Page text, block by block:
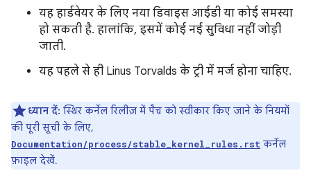
यह हार्डवेयर के लिए नया डिवाइस आईडी या कोई समस्या
हो सकती है. हालांकि, इसमें कोई नई सुविधा नहीं जोड़ी
जाती.
यह पहले से ही Linus Torvalds के ट्री में मर्ज होना चाहिए.
ध्यान दें: स्थिर कर्नेल रिलीज़ में पैच को स्वीकार किए जाने के नियमों
की पूरी सूची के लिए,
Documentation/process/stable_kernel_rules.rst कर्नेल
फ़ाइल देखें.